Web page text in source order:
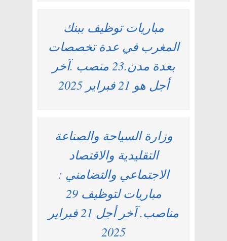
مباريات توظيف ببنك
المغرب في عدة تخصصات
بعدة مدن.23 منصب .آخر
أجل هو 21 فبراير 2025
وزارة السياحة والصناعة
التقليدية والاقتصاد
الاجتماعي والتضامني :
مباريات لتوظيف 29
مناصب. آخر أجل 21 فبراير
2025